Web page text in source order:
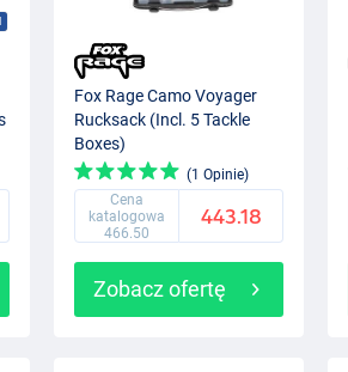
Fox Rage Camo Voyager
Rucksack (Incl. 5 Tackle
Boxes)
(1 Opinie)
Cena
katalogowa
466.50
443.18
Zobacz ofertę